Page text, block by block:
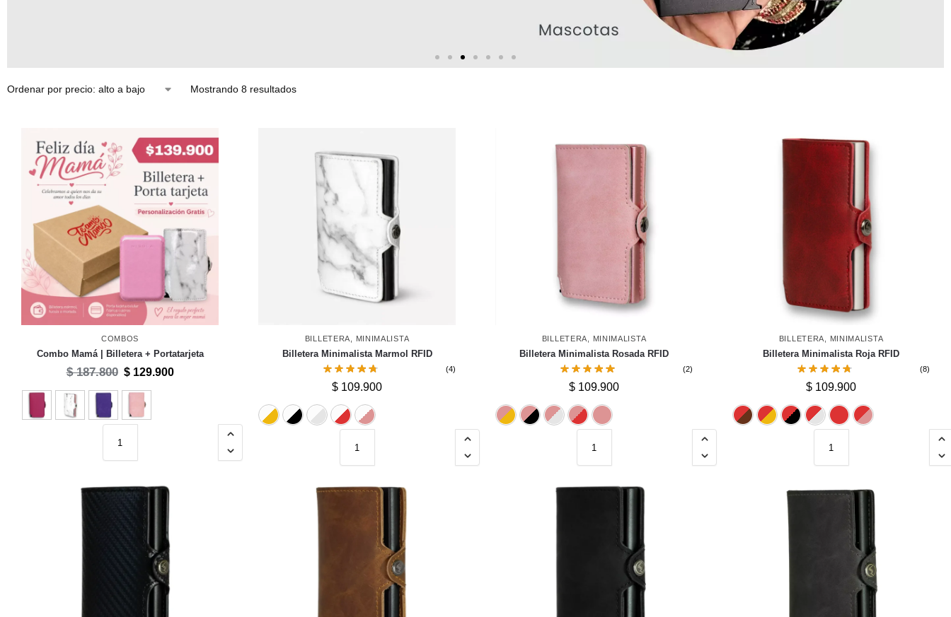
Mostrando 8 resultados
COMBOS
Combo Mamá | Billetera + Portatarjeta
$187.800 $129.900
BILLETERA MINIMALISTA
Billetera Minimalista Marmol RFID
(4)
$ 109.900
Dorado
Negro
BILLETERA MINIMALISTA
Billetera Minimalista Rosada RFID
(2)
$ 109.900
DoradoNegro
BILLETERA MINIMALISTA
Billetera Minimalista Roja RFID
(8)
$ 109.900
CafeDorado
Negro